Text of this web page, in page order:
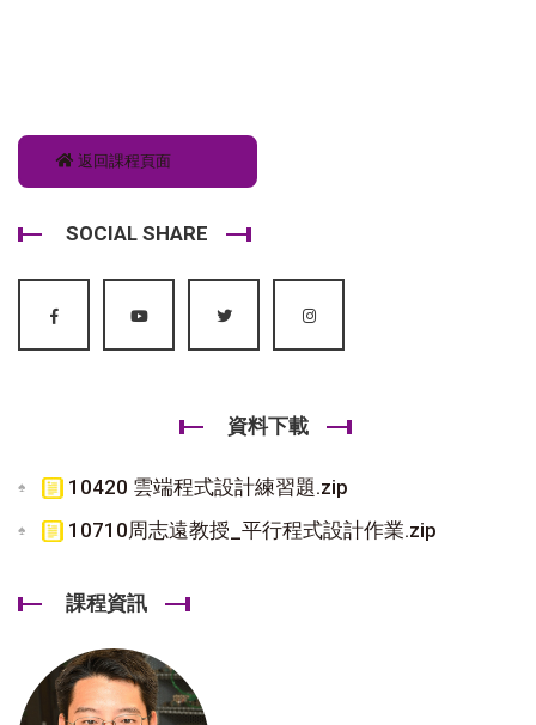
返回課程頁面
SOCIAL SHARE
資料下載
10420 雲端程式設計練習題.zip
10710周志遠教授_平行程式設計作業.zip
課程資訊